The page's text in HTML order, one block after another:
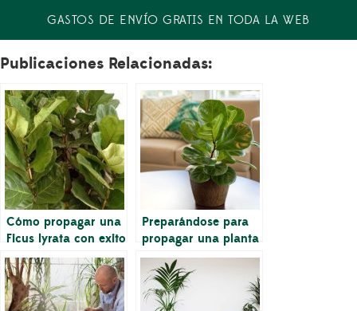
GASTOS DE ENVÍO GRATIS EN TODA LA WEB
Publicaciones Relacionadas:
Cómo propagar una
Ficus lyrata con exito
Preparándose para
propagar una planta
de Ficus Lyrata (con
imágenes)